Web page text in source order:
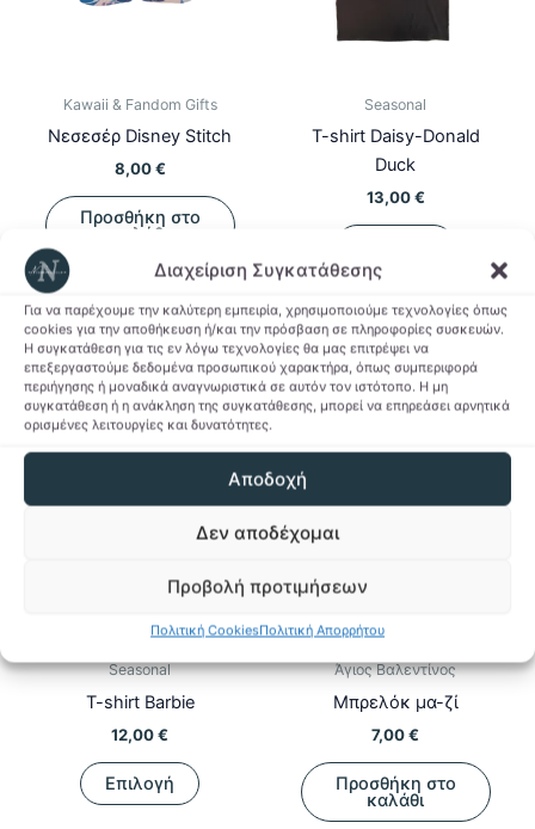
Διαχείριση Συγκατάθεσης
Για να παρέχουμε την καλύτερη εμπειρία, χρησιμοποιούμε τεχνολογίες όπως
cookies για την αποθήκευση ή/και την πρόσβαση σε πληροφορίες συσκευών.
Η συγκατάθεση για τις εν λόγω τεχνολογίες θα μας επιτρέψει να
επεξεργαστούμε δεδομένα προσωπικού χαρακτήρα, όπως συμπεριφορά
περιήγησης ή μοναδικά αναγνωριστικά σε αυτόν τον ιστότοπο. Η μη
συγκατάθεση ή η ανάκληση της συγκατάθεσης, μπορεί να επηρεάσει αρνητικά
ορισμένες λειτουργίες και δυνατότητες.
Αποδοχή
Δεν αποδέχομαι
Προβολή προτιμήσεων
Πολιτική CookiesΠολιτική Απορρήτου
Kawaii & Fandom Gifts
Νεσεσέρ Disney Stitch
8,00€
Προσθήκη στο
καλάθι
Επιθυμιών
Seasonal
T-shirt Daisy-Donald
Duck
13,00€
προϊόν
έχει
Οι
μπορούν
Προσθήκη στη Λίστα
Επιθυμιών
Seasonal
T-shirt Barbie
12,00€
Επιλογή
το
Άγιος Βαλεντίνος
Μπρελόκ μα-ζί
7,00€
Προσθήκη στο
καλάθι